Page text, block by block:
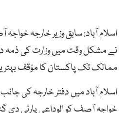
اسلام آباد: سابق وزیر خارجہ
نے مشکل وقت میں وزارت کی ذمہ
ممالک تک پاکستان کا مؤقف بہترین
اسلام آباد میں دفتر خارجہ کی
خواجہ آصف کو الوداعی پارٹی